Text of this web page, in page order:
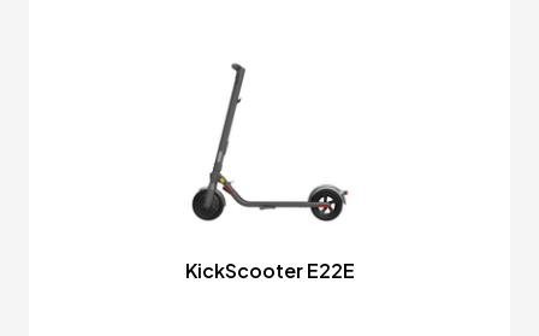
KickScooter E22E